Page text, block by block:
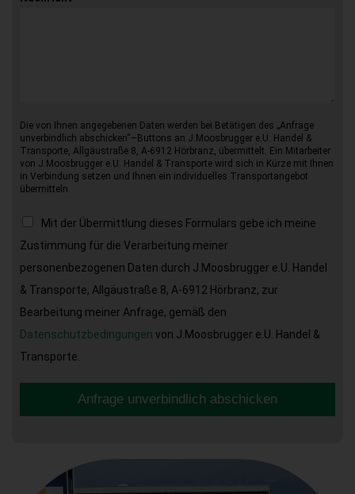
Die von Ihnen angegebenen Daten werden bei Betätigen des „Anfrage
unverbindlich abschicken“–Buttons an J.Moosbrugger e.U. Handel &
Transporte, Allgäustraße 8, A-6912 Hörbranz, übermittelt. Ein Mitarbeiter
von J.Moosbrugger e.U. Handel & Transporte wird sich in Kürze mit Ihnen
in Verbindung setzen und Ihnen ein individuelles Transportangebot
übermitteln.
Mit der Übermittlung dieses Formulars gebe ich meine
Zustimmung für die Verarbeitung meiner
personenbezogenen Daten durch J.Moosbrugger e.U. Handel
& Transporte, Allgäustraße 8, A-6912 Hörbranz, zur
Bearbeitung meiner Anfrage, gemäß den
Datenschutzbedingungen von J.Moosbrugger e.U. Handel &
Transporte.
Anfrage unverbindlich abschicken